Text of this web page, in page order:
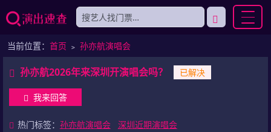
当前位置： 首页 ﹥ 孙亦航演唱会
孙亦航2026年来深圳开演唱会吗？ 已解决
我来回答
热门标签： 孙亦航演唱会 深圳近期演唱会